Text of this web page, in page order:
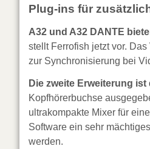
Plug-ins für
A32 und A32 DANTE
stellt Ferrofish jetzt vor.
zur Synchronisierung bei
Die zweite Erweiterung
Kopfhörerbuchse
ultrakompakte Mixer für
Software ein sehr
werden.